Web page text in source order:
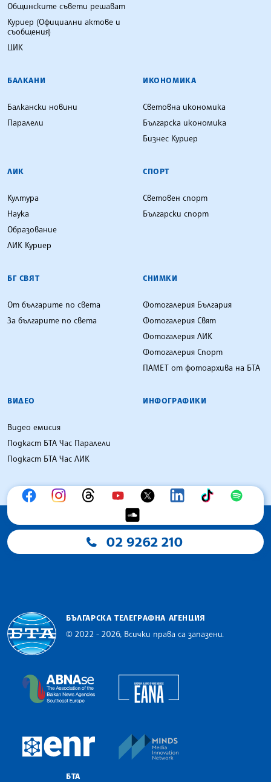
Общинските съвети решават
Куриер (Официални актове и
съобщения)
ЦИК
БАЛКАНИ
Балкански новини
Паралели
ИКОНОМИКА
Световна икономика
Българска икономика
Бизнес Куриер
ЛИК
Култура
Наука
Образование
ЛИК Куриер
СПОРТ
Световен спорт
Български спорт
БГ СВЯТ
От българите по света
За българите по света
СНИМКИ
Фотогалерия България
Фотогалерия Свят
Фотогалерия ЛИК
Фотогалерия Спорт
ПАМЕТ от фотоархива на БТА
ВИДЕО
Видео емисия
Подкаст БТА Час Паралели
Подкаст БТА Час ЛИК
ИНФОГРАФИКИ
02 9262 210
БЪЛГАРСКА ТЕЛЕГРАФНА АГЕНЦИЯ
© 2022 - 2026, Всички права са запазени.
The Assocoation of the Balkan News Agencies
European Newsroom
БТА